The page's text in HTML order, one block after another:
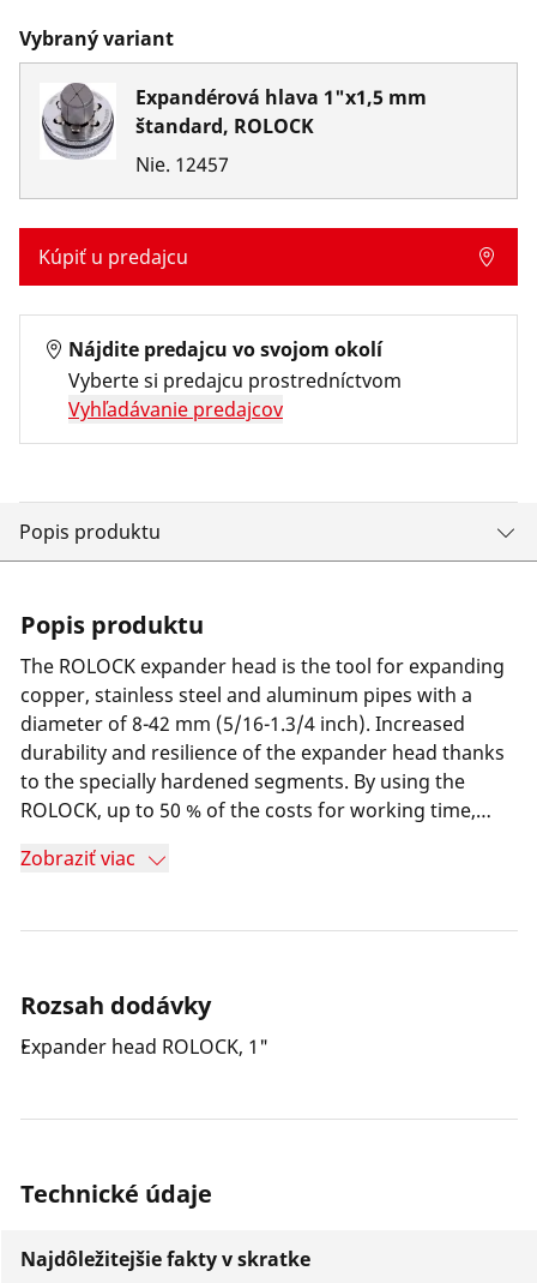
Vybraný variant
Expandérová hlava 1"x1,5 mm
štandard, ROLOCK
Nie. 12457
Kúpiť u predajcu
Nájdite predajcu vo svojom okolí
Vyberte si predajcu prostredníctvom
Vyhľadávanie predajcov
Popis produktu
Popis produktu
The ROLOCK expander head is the tool for expanding
copper, stainless steel and aluminum pipes with a
diameter of 8-42 mm (5/16-1.3/4 inch). Increased
durability and resilience of the expander head thanks
to the specially hardened segments. By using the
ROLOCK, up to 50 % of the costs for working time,
saved compared to fitting connections. The bayonet
Zobraziť viac
Rozsah dodávky
Expander head ROLOCK, 1"
Technické údaje
Najdôležitejšie fakty v skratke